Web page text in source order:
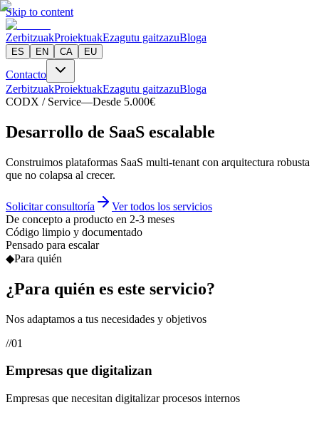
Skip to content
ZerbitzuakProiektuakEzagutu gaitzazuBloga
ES EN CA EU
Contacto
ZerbitzuakProiektuakEzagutu gaitzazuBloga
CODX / Service—Desde 5.000€
Desarrollo de SaaS escalable
Construimos plataformas SaaS multi-tenant con arquitectura robusta
que no colapsa al crecer.
Solicitar consultoría
Ver todos los servicios
De concepto a producto en 2-3 meses
Código limpio y documentado
Pensado para escalar
◆Para quién
¿Para quién es este servicio?
Nos adaptamos a tus necesidades y objetivos
//01
Empresas que digitalizan
Empresas que necesitan digitalizar procesos internos